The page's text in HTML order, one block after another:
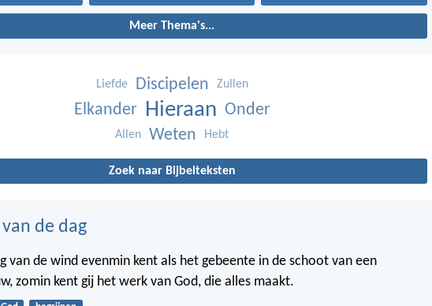
Meer Thema's...
Liefde Discipelen Zullen
Elkander Hieraan Onder
Allen Weten Hebt
Zoek naar Bijbelteksten
de dag
van de wind evenmin kent als het gebeente in de schoot van een
zomin kent gij het werk van God, die alles maakt.